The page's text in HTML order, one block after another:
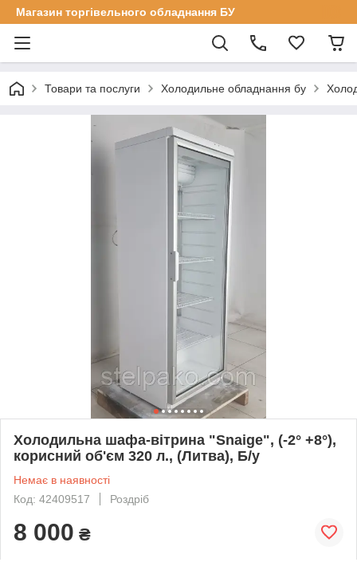
Магазин торгівельного обладнання БУ
Товари та послуги Холодильне обладнання бу
Холодильна шафа-вітрина "Snaige", (-2° +8°),
корисний об'єм 320 л., (Литва), Б/у
Немає в наявності
Код: 42409517
Роздріб
8 000 ₴